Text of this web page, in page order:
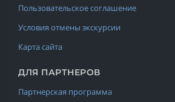
Пользовательское соглашение
Условия отмены экскурсии
Карта сайта
ДЛЯ ПАРТНЕРОВ
Партнерская программа